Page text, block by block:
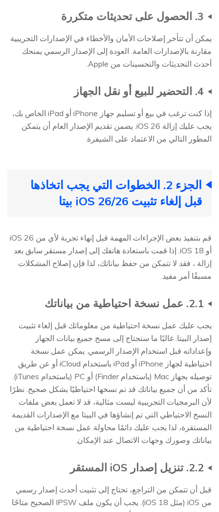
3. الحصول على تحديثات متكررة
يمكن أن تتأخر إصلاحات الأمان والأخطاء في الإصدارات التجريبية
مقارنة بالإصدارات العامة. العودة إلى الإصدار الرسمي يمنحك
أحدث التحديثات والتحسينات من Apple.
4. التحضير للبيع أو نقل الجهاز
إذا كنت ترغب في بيع أو تسليم جهاز iPhone أو iPad الخاص بك،
يجب عليك إزالة iOS 26. يضمن تقديم الإصدار العام أن يتمكن
المطور التالي من الاعتماد على الشيفرة.
الجزء 2. الخطوات التي يجب اتخاذها
قبل إلغاء تثبيت iOS 26/26 بيتا
قم بتنفيذ بعض الإجراءات المهمة قبل إنهاء تجربة لأي من iOS 26
أو iOS 18. إذا قمت باستعادة هاتفك إلى إصدار مستقر سابق بعد
إزالة ، فقد لا تتمكن من حفظ بياناتك، لذا فإن إصلاح المشكلات
مسبقًا أمر مفيد.
2.1. عمل نسخة احتياطية من بياناتك
يجب عليك عمل نسخة احتياطية من معلوماتك قبل إلغاء تثبيت
إصدار البيتا. غالبًا ما ستحتاج إلى مسح جميع بيانات الجهاز
وإعداداته قبل استخدام الإصدار الرسمي. يمكن عمل نسخة
احتياطية لجهاز iPhone أو iPad باستخدام iCloud أو عن طريق
توصيله بجهاز Mac (باستخدام Finder) أو PC (باستخدام iTunes).
تأكد من أن جميع بياناتك قد تم نسخها احتياطيًا بشكل صحيح. نظرًا
لأن البرمجيات التجريبية ليست مثالية، قد لا تعمل بعض ملفات
النسخ الاحتياطي التي تم إنشاؤها في البيتا مع الإصدارات القديمة
المستقرة، لذا يجب عليك دائمًا محاولة عمل نسخة احتياطية من
بياناتك وصورك وجهات الاتصال عند الإمكان.
2.2. تنزيل إصدار iOS المستقر
قبل أن تتمكن من التراجع، تحتاج إلى تثبيت أحدث إصدار رسمي
من iOS (مثل iOS 18). يجب أن يكون ملف IPSW الصحيح متاحًا